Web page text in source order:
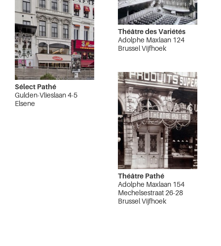
Sélect Pathé
Gulden-Vlieslaan 4-5
Elsene
Théâtre des Variétés
Adolphe Maxlaan 124
Brussel Vijfhoek
Théâtre Pathé
Adolphe Maxlaan 154
Mechelsestraat 26-28
Brussel Vijfhoek